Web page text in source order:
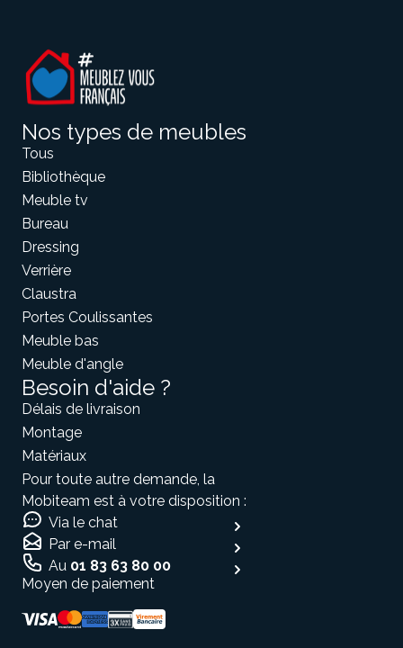
Nos types de meubles
Tous
Bibliothèque
Meuble tv
Bureau
Dressing
Verrière
Claustra
Portes Coulissantes
Meuble bas
Meuble d'angle
Besoin d'aide ?
Délais de livraison
Montage
Matériaux
Pour toute autre demande, la
Mobiteam est à votre disposition :
Via le chat
Par e-mail
Au 01 83 63 80 00
Moyen de paiement